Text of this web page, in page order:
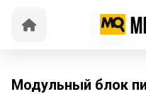
Модульный блок